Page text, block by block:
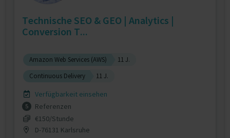
Technische SEO & GEO | Analytics |
Conversion T...
Amazon Web Services (AWS)
11 J.
Continuous Delivery
11 J.
Verfügbarkeit einsehen
5
Referenzen
€150/Stunde
D-76131 Karlsruhe